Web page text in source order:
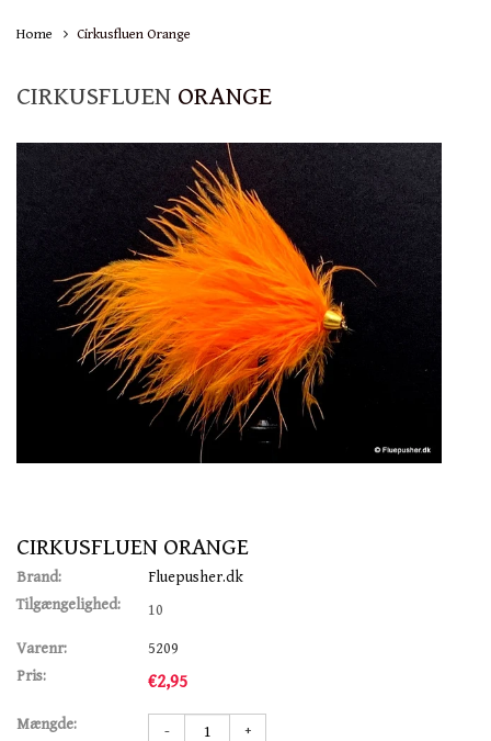
Home Cirkusfluen Orange
CIRKUSFLUEN ORANGE
CIRKUSFLUEN ORANGE
Brand:
Fluepusher.dk
Tilgængelighed:
10
Varenr:
5209
Pris:
€2,95
Mængde: - +